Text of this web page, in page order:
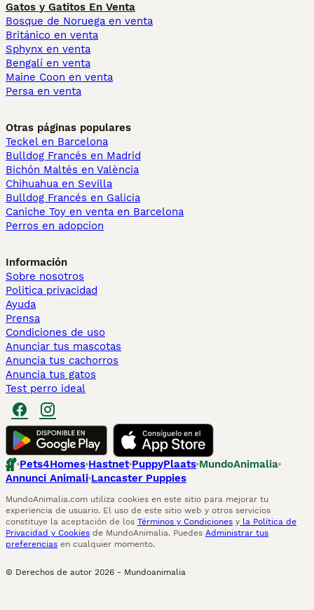
Gatos y Gatitos En Venta
Bosque de Noruega en venta
Británico en venta
Sphynx en venta
Bengalí en venta
Maine Coon en venta
Persa en venta
Otras páginas populares
Teckel en Barcelona
Bulldog Francés en Madrid
Bichón Maltés en València
Chihuahua en Sevilla
Bulldog Francés en Galicia
Caniche Toy en venta en Barcelona
Perros en adopcion
Información
Sobre nosotros
Politica privacidad
Ayuda
Prensa
Condiciones de uso
Anunciar tus mascotas
Anuncia tus cachorros
Anuncia tus gatos
Test perro ideal
Pets4Homes Hastnet PuppyPlaats MundoAnimalia
Annunci Animali Lancaster Puppies
MundoAnimalia.com utiliza cookies en este sitio para mejorar tu
experiencia de usuario. El uso de este sitio web y otros servicios
constituye la aceptación de los Términos y Condiciones y la Política de
Privacidad y Cookies de MundoAnimalia. Puedes Administrar tus
preferencias en cualquier momento.
© Derechos de autor 2026 - Mundoanimalia